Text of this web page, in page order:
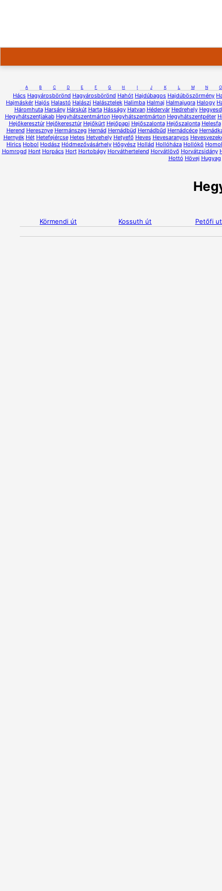
A B C D E F G H I J K L M N O
Hács Hagyárosbörönd Hagyárosbörönd Hahót Hajdúbagos Hajdúböszörmény
Hajmáskér Hajós Halastó Halászi Halásztelek Halimba Halmaj Halmajugra Halogy
Háromhuta Harsány Hárskút Harta Hásságy Hatvan Hédervár Hedrehely Hegyesd
Hegyhátszentjakab Hegyhátszentmárton Hegyhátszentmárton Hegyhátszentpéter
Hejőkeresztúr Hejőkeresztúr Hejőkürt Hejőpapi Hejőszalonta Hejőszalonta Helesfa
Herend Heresznye Hermánszeg Hernád Hernádbüd Hernádbűd Hernádcéce
Hernyék Hét Hetefejércse Hetes Hetvehely Hetyefő Heves Hevesaranyos
Hirics Hobol Hodász Hódmezővásárhely Hőgyész Hollád Hollóháza Hollókő
Homrogd Hont Horpács Hort Hortobágy Horváthertelend Horvátlövő Horvátzsidány
Hottó Hövej Hugyag
Körmendi út Kossuth út Petőfi